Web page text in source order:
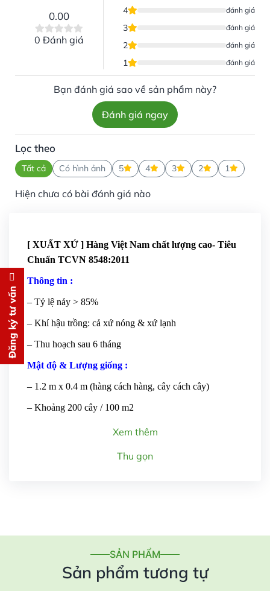
0.00
0 Đánh giá
4 đánh giá
3 đánh giá
2 đánh giá
1 đánh giá
Bạn đánh giá sao về sản phẩm này?
Đánh giá ngay
Lọc theo
Tất cả Có hình ảnh 5 4 3 2 1
Hiện chưa có bài đánh giá nào
[ XUẤT XỨ ] Hàng Việt Nam chất lượng cao- Tiêu
Chuẩn TCVN 8548:2011
Thông tin :
– Tỷ lệ nảy > 85%
– Khí hậu trồng: cả xứ nóng & xứ lạnh
– Thu hoạch sau 6 tháng
Mật độ & Lượng giống :
– 1.2 m x 0.4 m (hàng cách hàng, cây cách cây)
– Khoảng 200 cây / 100 m2
Xem thêm
Thu gọn
SẢN PHẨM
Sản phẩm tương tự
Đăng ký tư vấn Đăng ký tư vấn
Chúng tôi sẽ gọi lại tư vấn
MIỄN
cho bạn ngay lập tức